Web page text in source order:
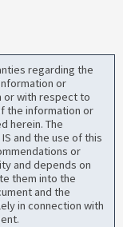
regarding the
or
or with respect to
the information or
herein. The
and the use of this
or
and depends on
them into the
and the
in connection with